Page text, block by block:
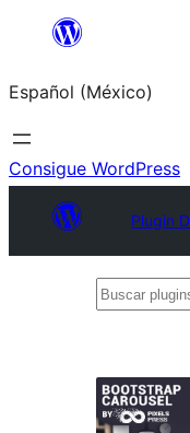
Saltar
contenido
Español (México)
Consigue WordPress
Plugin
Buscar